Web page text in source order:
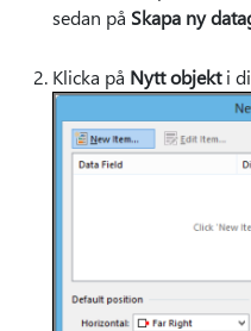
sedan på Skapa ny
Klicka på Nytt objekti